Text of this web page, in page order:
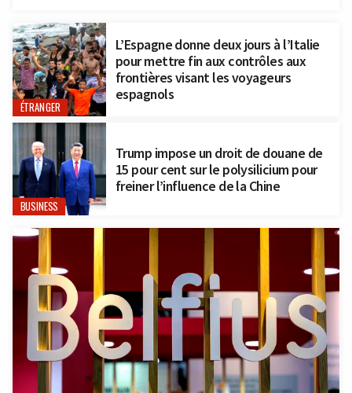
ÉTRANGER
L’Espagne donne deux jours à l’Italie
pour mettre fin aux contrôles aux
frontières visant les voyageurs
espagnols
BUSINESS
Trump impose un droit de douane de
15 pour cent sur le polysilicium pour
freiner l’influence de la Chine